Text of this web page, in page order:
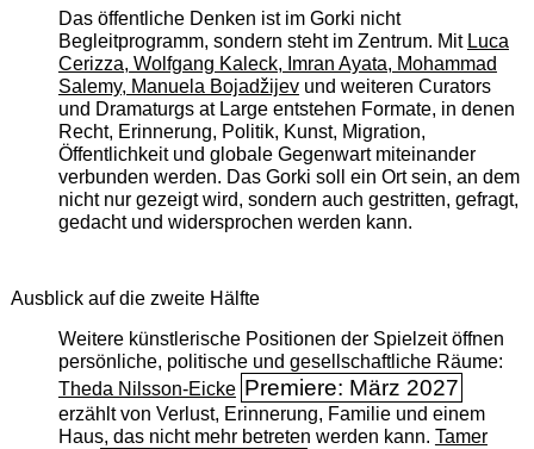
Das öffentliche Denken ist im Gorki nicht
Begleitprogramm, sondern steht im Zentrum. Mit Luca
Cerizza, Wolfgang Kaleck, Imran Ayata, Mohammad
Salemy, Manuela Bojadžijevund weiteren Curators
und Dramaturgs at Large entstehen Formate, in denen
Recht, Erinnerung, Politik, Kunst, Migration,
Öffentlichkeit und globale Gegenwart miteinander
verbunden werden. Das Gorki soll ein Ort sein, an dem
nicht nur gezeigt wird, sondern auch gestritten, gefragt,
gedacht und widersprochen werden kann.
Ausblick auf die zweite Hälfte
Weitere künstlerische Positionen der Spielzeit öffnen
persönliche, politische und gesellschaftliche Räume:
Theda Nilsson-Eicke Premiere: März 2027
erzählt von Verlust, Erinnerung, Familie und einem
Haus, das nicht mehr betreten werden kann. Tamer